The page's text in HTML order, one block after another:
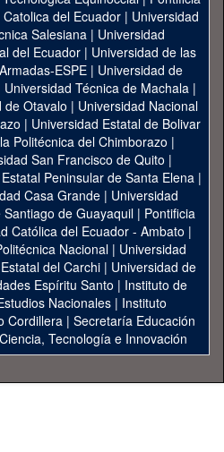
del Ecuador | Universidad
Salesiana | Universidad
del Ecuador | Universidad de las
ESPE | Universidad de
Universidad Técnica de Machala|
de Otavalo | Universidad Nacional
| Universidad Estatal de Bolivar
Politécnica del Chimborazo |
San Francisco de Quito |
Peninsular de Santa Elena|
Casa Grande | Universidad
Santiago de Guayaquil| Pontificia
Católica del Ecuador - Ambato |
Nacional| Universidad
del Carchi| Universidad de
Espíritu Santo | Instituto de
Nacionales | Instituto
Cordillera | Secretaría Educación
Tecnología e Innovación